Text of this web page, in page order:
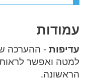
עמודות
עדיפות - ההערכה
למטה ואפשר
הראשונה.